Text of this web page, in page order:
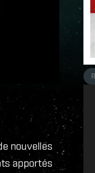
nouvelles
apportés